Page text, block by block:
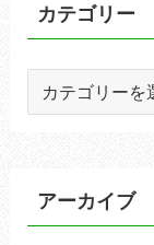
カテゴリー
ーアーカイブ